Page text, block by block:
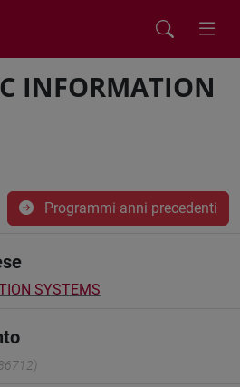
INFORMATION
Programmi anni precedenti
SYSTEMS